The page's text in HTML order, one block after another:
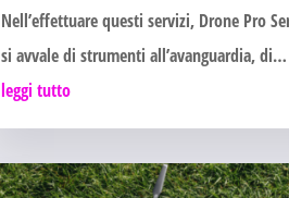
Nell’effettuare questi servizi, Drone Pro
si avvale di strumenti all’avanguardia, di…
leggi tutto